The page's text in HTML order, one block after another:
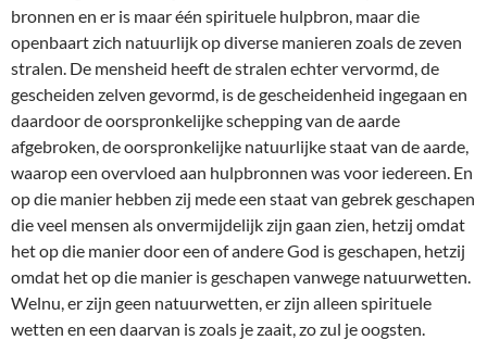
bronnen en er is maar één spirituele hulpbron, maar die
openbaart zich natuurlijk op diverse manieren zoals de zeven
stralen. De mensheid heeft de stralen echter vervormd, de
gescheiden zelven gevormd, is de gescheidenheid ingegaan en
daardoor de oorspronkelijke schepping van de aarde
afgebroken, de oorspronkelijke natuurlijke staat van de aarde,
waarop een overvloed aan hulpbronnen was voor iedereen. En
op die manier hebben zij mede een staat van gebrek geschapen
die veel mensen als onvermijdelijk zijn gaan zien, hetzij omdat
het op die manier door een of andere God is geschapen, hetzij
omdat het op die manier is geschapen vanwege natuurwetten.
Welnu, er zijn geen natuurwetten, er zijn alleen spirituele
wetten en een daarvan is zoals je zaait, zo zul je oogsten.